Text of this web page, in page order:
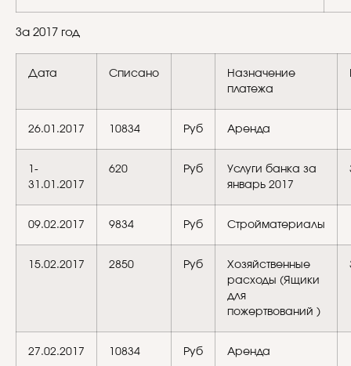
За 2017 год
Дата Списано
Назначение
платежа
26.01.2017 10834 Руб Аренда
1-
31.01.2017
620 Руб
Услуги банка за
январь 2017
09.02.2017 9834 Руб Стройматериалы
15.02.2017 2850 Руб
Хозяйственные
расходы (Ящики
для
пожертвований )
27.02.2017 10834 Руб Аренда